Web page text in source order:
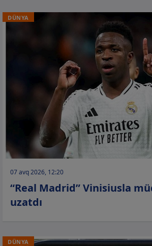
DÜNYA
07 avq 2026, 12:20
“Real Madrid” Vinisiusla
uzatdı
DÜNYA